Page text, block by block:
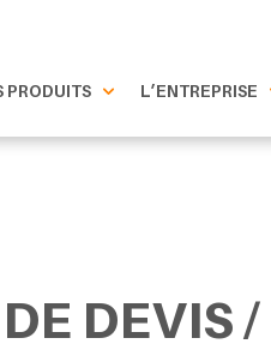
PRODUITS L’ENTREPRISE
DEVIS /